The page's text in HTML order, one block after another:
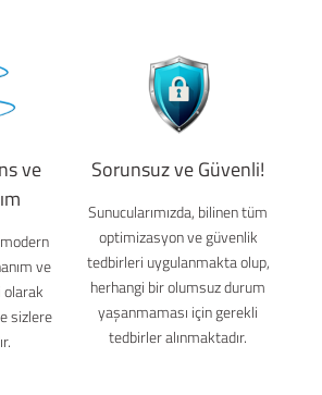
ve
ve
olarak
sizlere
Sorunsuz ve Güvenli!
Sunucularımızda, bilinen tüm
optimizasyon ve güvenlik
tedbirleri uygulanmakta olup,
herhangi bir olumsuz durum
yaşanmaması için gerekli
tedbirler alınmaktadır.